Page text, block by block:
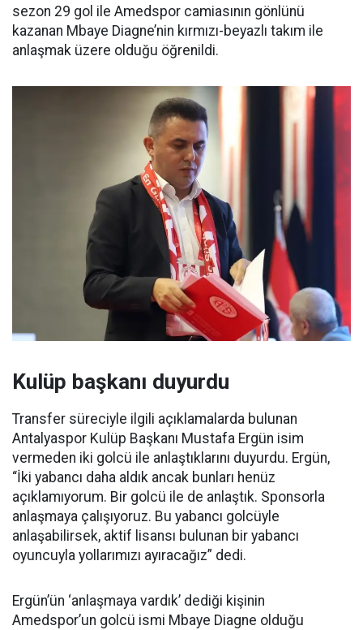
sezon 29 gol ile Amedspor camiasının gönlünü
kazanan Mbaye Diagne’nin kırmızı-beyazlı takım ile
anlaşmak üzere olduğu öğrenildi.
Kulüp başkanı duyurdu
Transfer süreciyle ilgili açıklamalarda bulunan
Antalyaspor Kulüp Başkanı Mustafa Ergün isim
vermeden iki golcü ile anlaştıklarını duyurdu. Ergün,
“İki yabancı daha aldık ancak bunları henüz
açıklamıyorum. Bir golcü ile de anlaştık. Sponsorla
anlaşmaya çalışıyoruz. Bu yabancı golcüyle
anlaşabilirsek, aktif lisansı bulunan bir yabancı
oyuncuyla yollarımızı ayıracağız” dedi.
Ergün’ün ‘anlaşmaya vardık’ dediği kişinin
Amedspor’un golcü ismi Mbaye Diagne olduğu